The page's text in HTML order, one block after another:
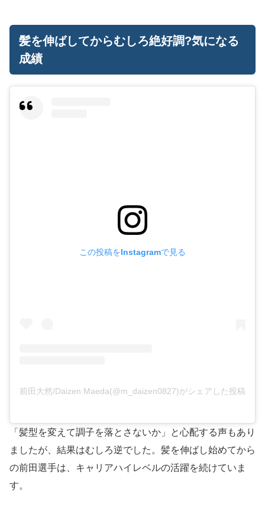
髪を伸ばしてからむしろ絶好調?気になる
成績
この投稿をInstagramで見る
前田大然/Daizen Maeda(@m_daizen0827)がシェアした投稿
「髪型を変えて調子を落とさないか」と心配する声もあり
ましたが、結果はむしろ逆でした。髪を伸ばし始めてから
の前田選手は、キャリアハイレベルの活躍を続けていま
す。